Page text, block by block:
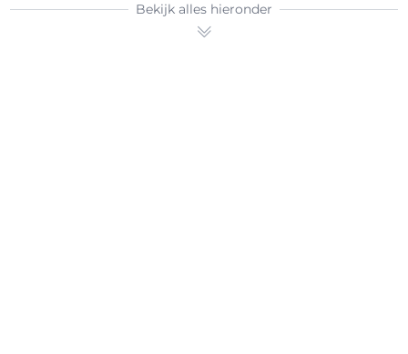
Bekijk alles hieronder